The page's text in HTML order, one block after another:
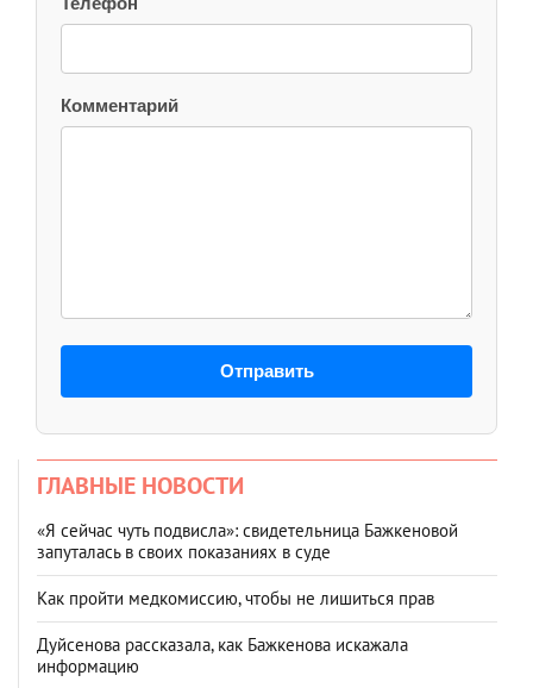
Комментарий
Отправить
ГЛАВНЫЕ НОВОСТИ
«Я сейчас чуть подвисла»: свидетельница Бажкеновой
запуталась в своих показаниях в суде
Как пройти медкомиссию, чтобы не лишиться прав
Дуйсенова рассказала, как Бажкенова искажала
информацию